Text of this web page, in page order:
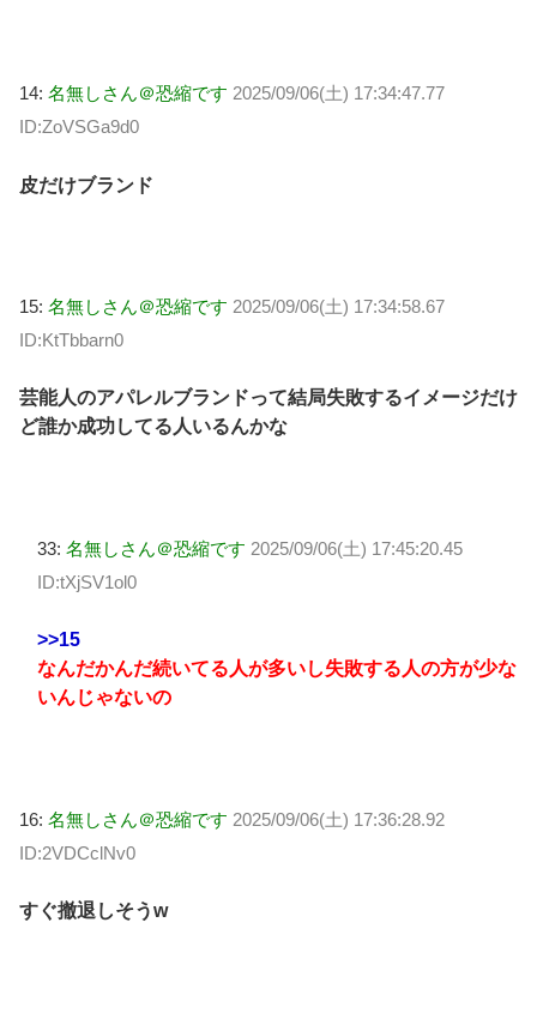
14: 名無しさん＠恐縮です 2025/09/06(土) 17:34:47.77
ID:ZoVSGa9d0
皮だけブランド
15: 名無しさん＠恐縮です 2025/09/06(土) 17:34:58.67
ID:KtTbbarn0
芸能人のアパレルブランドって結局失敗するイメージだけ
ど誰か成功してる人いるんかな
33: 名無しさん＠恐縮です 2025/09/06(土) 17:45:20.45
ID:tXjSV1ol0
>>15
なんだかんだ続いてる人が多いし失敗する人の方が少な
いんじゃないの
16: 名無しさん＠恐縮です 2025/09/06(土) 17:36:28.92
ID:2VDCclNv0
すぐ撤退しそうw